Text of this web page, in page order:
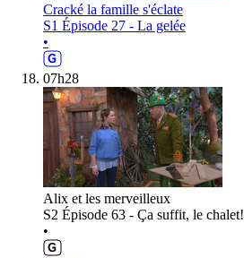
Cracké la famille s'éclate
S1 Épisode 27 - La gelée
•
07h28
Alix et les merveilleux
S2 Épisode 63 - Ça suffit, le chalet!
•